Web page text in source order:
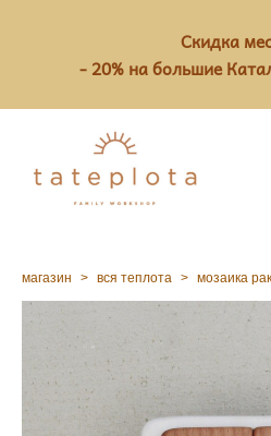
Скидка
- 20% на большие
магазин > вся теплота > мозаика